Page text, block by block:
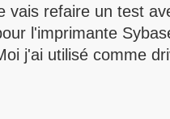
vais refaire un test
l'imprimante
j'ai utilisé comme